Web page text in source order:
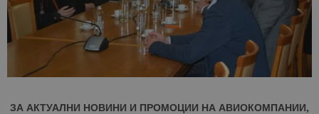
ЗА АКТУАЛНИ НОВИНИ И ПРОМОЦИИ НА АВИОКОМПАНИИ,